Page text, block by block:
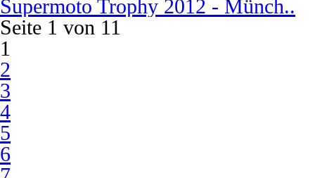
Supermoto Trophy 2012 - Münch..
Seite 1 von 11
1
2
3
4
5
6